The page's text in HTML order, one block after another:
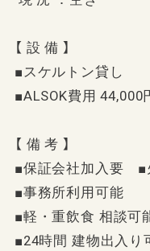
【 設 備 】
■スケルトン貸し
■ALSOK費用
【 備 考 】
■保証会社加入要 ■
■事務所利用可能
■軽・重飲食 相談可
■24時間 建物出入り